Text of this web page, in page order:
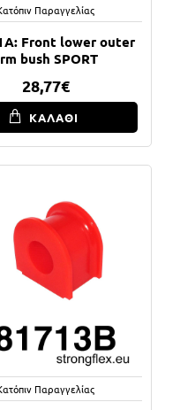
Παραγγελίας
Front lower outer
bush SPORT
28,77€
ΚΑΛΑΘΙ
Παραγγελίας